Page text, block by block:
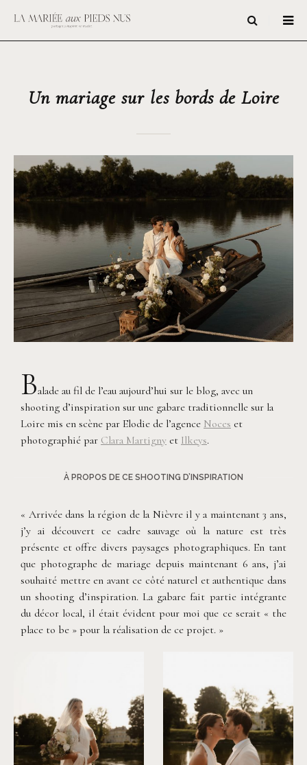
Un mariage sur les bords de Loire
Balade au fil de l’eau aujourd’hui sur le blog, avec un
shooting d’inspiration sur une gabare traditionnelle sur la
Loire mis en scène par Elodie de l’agence Noces et
photographié par Clara Martigny et Ilkeys.
À PROPOS DE CE SHOOTING D’INSPIRATION
« Arrivée dans la région de la Nièvre il y a maintenant 3 ans,
j’y ai découvert ce cadre sauvage où la nature est très
présente et offre divers paysages photographiques. En tant
que photographe de mariage depuis maintenant 6 ans, j’ai
souhaité mettre en avant ce côté naturel et authentique dans
un shooting d’inspiration. La gabare fait partie intégrante
du décor local, il était évident pour moi que ce serait « the
place to be » pour la réalisation de ce projet. »